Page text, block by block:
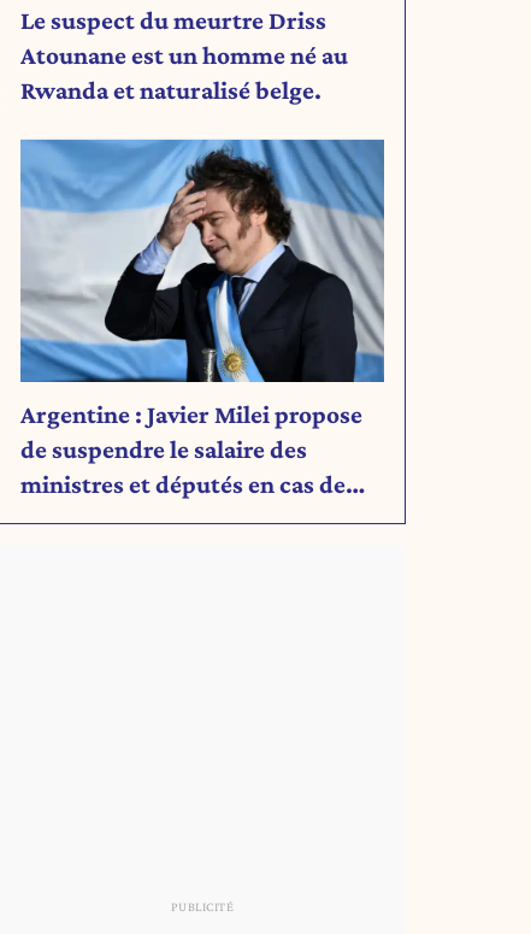
Le suspect du meurtre Driss
Atounane est un homme né au
Rwanda et naturalisé belge.
Argentine : Javier Milei propose
de suspendre le salaire des
ministres et députés en cas de
déficit budgétaire